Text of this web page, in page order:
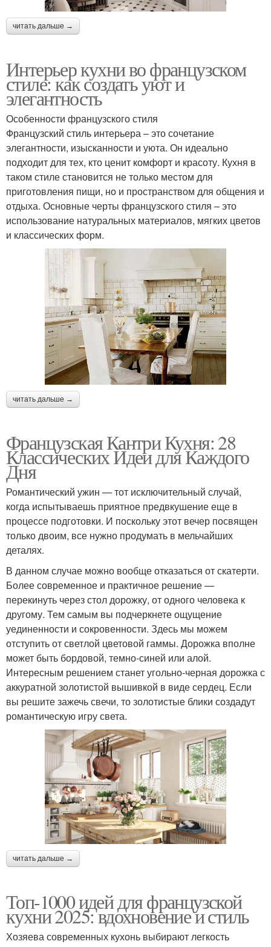
читать дальше →
Интерьер кухни во французском
стиле: как создать уют и
элегантность
Особенности французского стиля
Французский стиль интерьера – это сочетание
элегантности, изысканности и уюта. Он идеально
подходит для тех, кто ценит комфорт и красоту. Кухня в
таком стиле становится не только местом для
приготовления пищи, но и пространством для общения и
отдыха. Основные черты французского стиля – это
использование натуральных материалов, мягких цветов
и классических форм.
читать дальше →
Французская Кантри Кухня: 28
Классических Идеи для Каждого
Дня
Романтический ужин — тот исключительный случай,
когда испытываешь приятное предвкушение еще в
процессе подготовки. И поскольку этот вечер посвящен
только двоим, все нужно продумать в мельчайших
деталях.
В данном случае можно вообще отказаться от скатерти.
Более современное и практичное решение —
перекинуть через стол дорожку, от одного человека к
другому. Тем самым вы подчеркнете ощущение
уединенности и сокровенности. Здесь мы можем
отступить от светлой цветовой гаммы. Дорожка вполне
может быть бордовой, темно-синей или алой.
Интересным решением станет угольно-черная дорожка с
аккуратной золотистой вышивкой в виде сердец. Если
вы решите зажечь свечи, то золотистые блики создадут
романтическую игру света.
читать дальше →
Топ-1000 идей для французской
кухни 2025: вдохновение и стиль
Хозяева современных кухонь выбирают легкость